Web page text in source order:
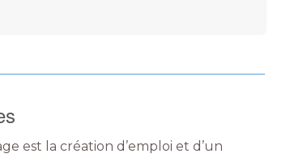
est la création d’emploi et d’un